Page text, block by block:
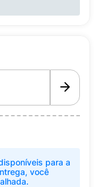
para a
você